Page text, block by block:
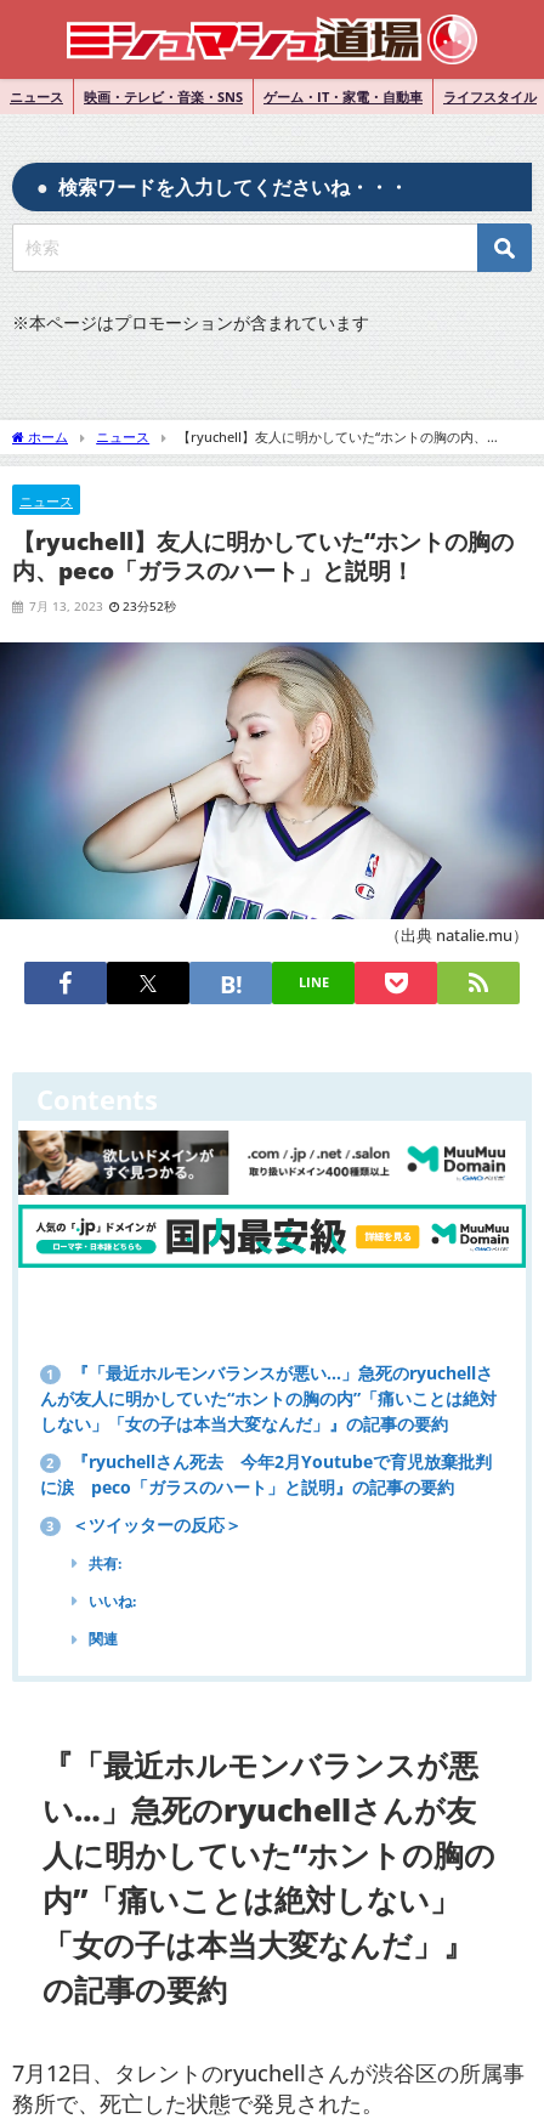
ニュース 映画・テレビ・音楽・SNS ゲーム・IT・家電・自動車 ライフスタイル
検索ワードを入力してくださいね・・・
※本ページはプロモーションが含まれています
ホーム ニュース
【ryuchell】友人に明かしていた“ホントの胸の内、
peco「ガラスのハート」と説明！
ニュース
【ryuchell】友人に明かしていた“ホントの胸の
内、peco「ガラスのハート」と説明！
7月 13, 2023 23分52秒
（出典 natalie.mu）
LINE
Contents
1
『「最近ホルモンバランスが悪い…」急死のryuchellさ
んが友人に明かしていた“ホントの胸の内”「痛いことは絶対
しない」「女の子は本当大変なんだ」』の記事の要約
2
『ryuchellさん死去 今年2月Youtubeで育児放棄批判
に涙 peco「ガラスのハート」と説明』の記事の要約
3 ＜ツイッターの反応＞
共有:
いいね:
関連
『「最近ホルモンバランスが悪
い…」急死のryuchellさんが友
人に明かしていた“ホントの胸の
内”「痛いことは絶対しない」
「女の子は本当大変なんだ」』
の記事の要約
7月12日、タレントのryuchellさんが渋谷区の所属事
務所で、死亡した状態で発見された。